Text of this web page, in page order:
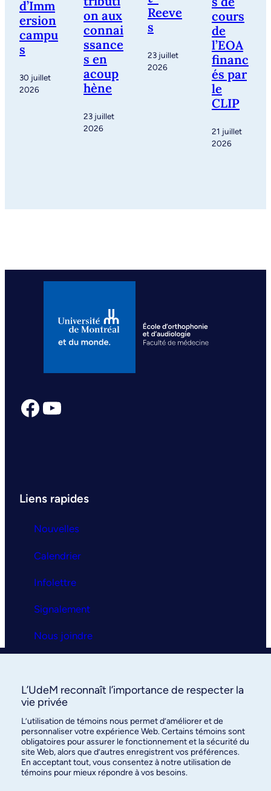
d’Imm
ersion
campu
s
30 juillet
2026
on aux
connai
ssance
s en
acoup
hène
23 juillet
2026
Reeve
s
23 juillet
2026
cours
de
l’EOA
financ
és par
le
CLIP
21 juillet
2026
Facebook YouTube
Liens rapides
Nouvelles
Calendrier
Infolettre
Signalement
Nous joindre
La clinique
Services
FAQ
Nous joindre
L’UdeM reconnaît l’importance de respecter la
vie privée
L’utilisation de témoins nous permet d’améliorer et de
personnaliser votre expérience Web. Certains témoins sont
obligatoires pour assurer le fonctionnement et la sécurité du
site Web, alors que d’autres enregistrent vos préférences.
En acceptant tout, vous consentez à notre utilisation de
témoins pour mieux répondre à vos besoins.